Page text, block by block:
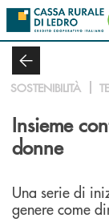
Salta al contenuto
SOSTENIBILITÀ
Insieme
donne
Una serie di
genere come